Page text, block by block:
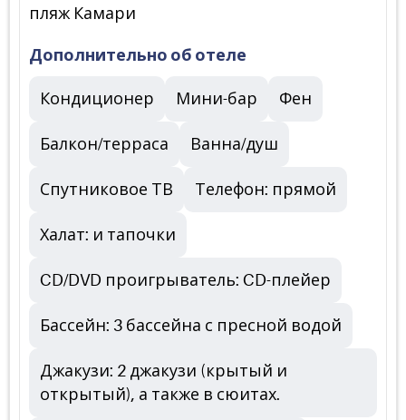
пляж Камари
Дополнительно об отеле
Кондиционер Мини-бар Фен
Балкон/терраса Ванна/душ
Спутниковое ТВ Телефон: прямой
Халат: и тапочки
CD/DVD проигрыватель: CD-плейер
Бассейн: 3 бассейна с пресной водой
Джакузи: 2 джакузи (крытый и
открытый), а также в сюитах.